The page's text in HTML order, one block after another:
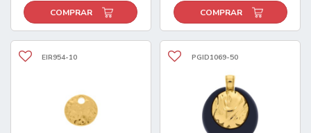
COMPRAR COMPRAR
EIR954-10 PGID1069-50